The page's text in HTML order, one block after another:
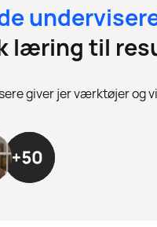
læring til
giver jer værktøjer